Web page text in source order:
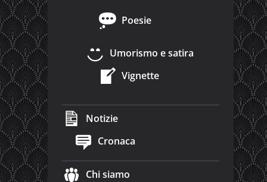
Poesie
Umorismo e satira
Vignette
Notizie
Cronaca
Chi siamo